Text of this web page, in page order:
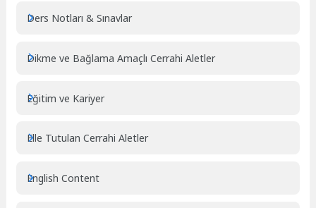
Ders Notları & Sınavlar
Dikme ve Bağlama Amaçlı Cerrahi Aletler
Eğitim ve Kariyer
Elle Tutulan Cerrahi Aletler
English Content